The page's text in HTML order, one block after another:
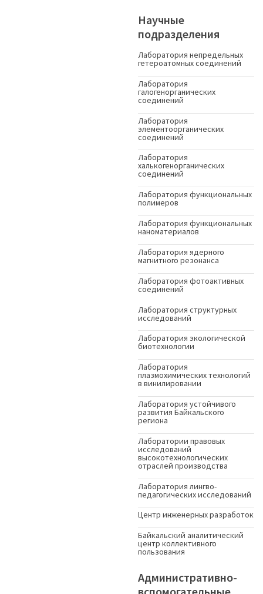
Научные
подразделения
Лаборатория непредельных
гетероатомных соединений
Лаборатория
галогенорганических
соединений
Лаборатория
элементоорганических
соединений
Лаборатория
халькогенорганических
соединений
Лаборатория функциональных
полимеров
Лаборатория функциональных
наноматериалов
Лаборатория ядерного
магнитного резонанса
Лаборатория фотоактивных
соединений
Лаборатория структурных
исследований
Лаборатория экологической
биотехнологии
Лаборатория
плазмохимических технологий
в винилировании
Лаборатория устойчивого
развития Байкальского
региона
Лаборатории правовых
исследований
высокотехнологических
отраслей производства
Лаборатория лингво-
педагогических исследований
Центр инженерных разработок
Байкальский аналитический
центр коллективного
пользования
Административно-